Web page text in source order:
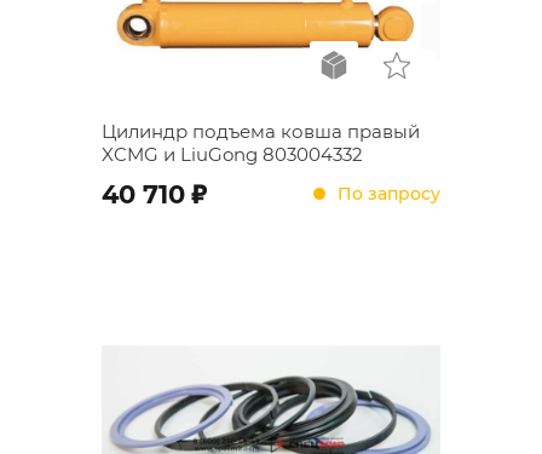
Цилиндр подъема ковша правый
XCMG и LiuGong 803004332
40 710 ; По запросу